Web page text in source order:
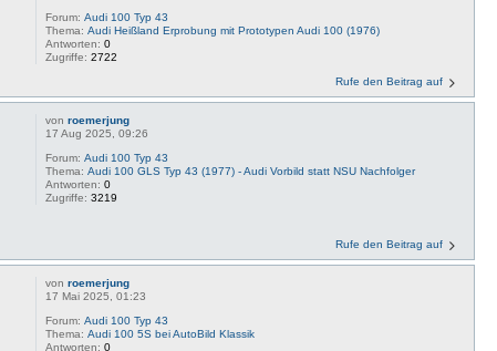
Forum:Audi 100 Typ 43
Thema:Audi Heißland Erprobung mit Prototypen Audi 100 (1976)
Antworten:0
Zugriffe:2722
Rufe den Beitrag auf
vonroemerjung
17 Aug 2025, 09:26
Forum:Audi 100 Typ 43
Thema:Audi 100 GLS Typ 43 (1977) - Audi Vorbild statt NSU Nachfolger
Antworten:0
Zugriffe:3219
Rufe den Beitrag auf
vonroemerjung
17 Mai 2025, 01:23
Forum:Audi 100 Typ 43
Thema:Audi 100 5S bei AutoBild Klassik
Antworten:0